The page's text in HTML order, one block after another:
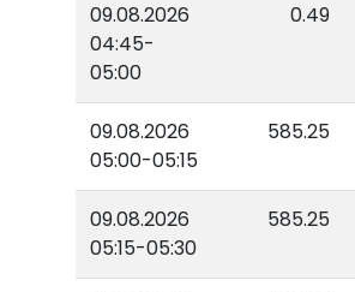
09.08.2026
04:45-
05:00
0.49
09.08.2026
05:00-05:15
585.25
09.08.2026
05:15-05:30
585.25